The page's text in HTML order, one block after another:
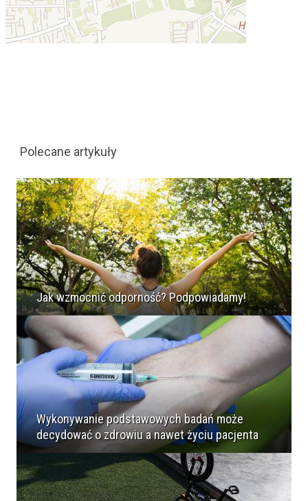
Polecane artykuły
Jak wzmocnić odporność? Podpowiadamy!
Wykonywanie podstawowych badań może
decydować o zdrowiu a nawet życiu pacjenta